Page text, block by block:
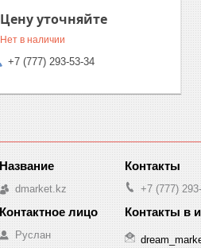
Цену уточняйте
Нет в наличии
+7 (777) 293-53-34
dmarket.kz
Руслан
+7 (777)